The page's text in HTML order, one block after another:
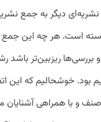
نشریه‌ای دیگر به جمع
است. هر چه این
بررسی‌ها ریزبین‌تر باشد
بود. خوشحالیم که این
صنف و با همراهی